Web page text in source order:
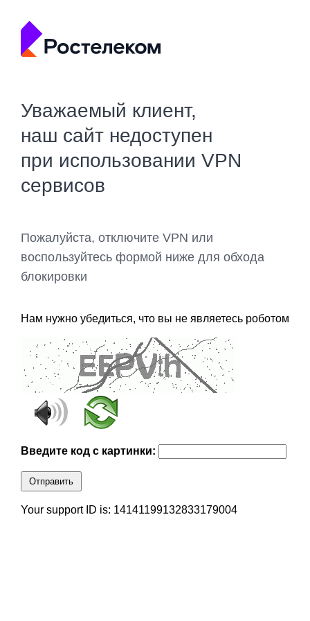
Уважаемый клиент,
наш сайт недоступен
при использовании VPN
сервисов
Пожалуйста, отключите VPN или
воспользуйтесь формой ниже для обхода
блокировки
Нам нужно убедиться, что вы не являетесь роботом
Введите код с картинки:
Отправить
Your support ID is: 14141199132833179004